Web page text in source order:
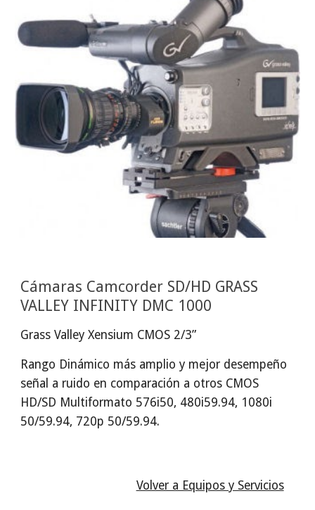
Cámaras Camcorder SD/HD GRASS
VALLEY INFINITY DMC 1000
Grass Valley Xensium CMOS 2/3”
Rango Dinámico más amplio y mejor desempeño
señal a ruido en comparación a otros CMOS
HD/SD Multiformato 576i50, 480i59.94, 1080i
50/59.94, 720p 50/59.94.
Volver a Equipos y Servicios